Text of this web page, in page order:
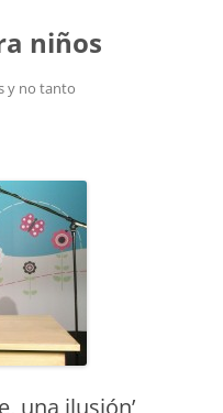
niños
y no tanto
una ilusión’